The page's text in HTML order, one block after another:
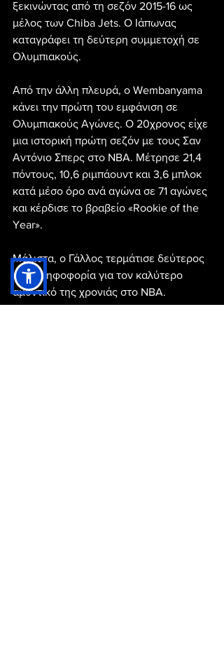
ξεκινώντας από τη σεζόν 2015-16 ως
μέλος των Chiba Jets. Ο Ιάπωνας
καταγράφει τη δεύτερη συμμετοχή σε
Ολυμπιακούς.
Από την άλλη πλευρά, ο Wembanyama
κάνει την πρώτη του εμφάνιση σε
Ολυμπιακούς Αγώνες. Ο 20χρονος είχε
μια ιστορική πρώτη σεζόν με τους Σαν
Αντόνιο Σπερς στο NBA. Μέτρησε 21,4
πόντους, 10,6 ριμπάουντ και 3,6 μπλοκ
κατά μέσο όρο ανά αγώνα σε 71 αγώνες
και κέρδισε το βραβείο «Rookie of the
Year».
Μάλιστα, ο Γάλλος τερμάτισε δεύτερος
στην ψηφοφορία για τον καλύτερο
αμυντικό της χρονιάς στο NBA.